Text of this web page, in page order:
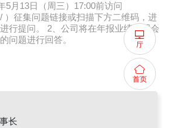
5月13日（周三）17:00前访问
）征集问题链接或扫描下方二维码，进
行提问。 2、公司将在年报业绩说明会
问题进行回答。
长
厅
首页